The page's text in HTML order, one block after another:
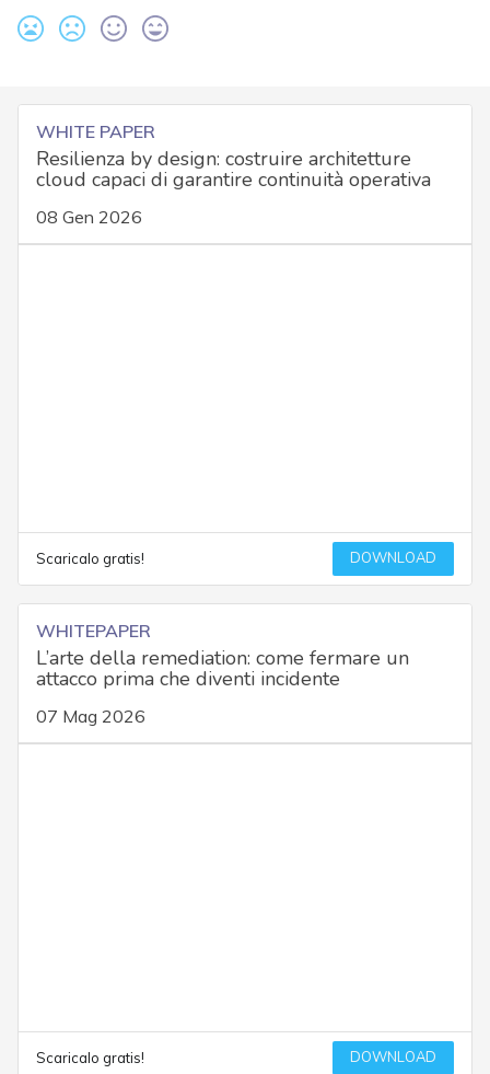
WHITE PAPER
Resilienza by design: costruire architetture
cloud capaci di garantire continuità operativa
08 Gen 2026
Scaricalo gratis! DOWNLOAD
WHITEPAPER
L’arte della remediation: come fermare un
attacco prima che diventi incidente
07 Mag 2026
Scaricalo gratis! DOWNLOAD